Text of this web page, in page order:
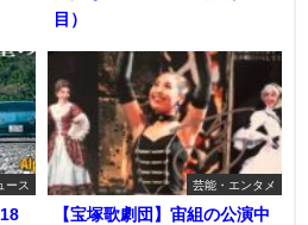
目）
ース 芸能・エンタメ
【宝塚歌劇団】宙組の公演中